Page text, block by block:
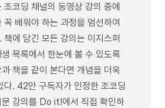
조코딩 채널의 동영상 강의 중에
꼭 배워야 하는 과정을 엄선하여
책에 담긴 모든 강의는 이지스퍼
목록에서 한눈에 볼 수 있도록
책을 같이 본다면 개념을 더욱
다. 42만 구독자가 인정한 조코딩
강의를 Do it!에서 직접 확인하